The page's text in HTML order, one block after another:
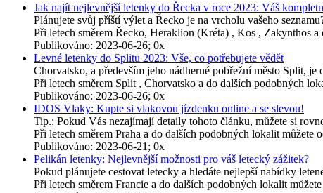
Jak najít nejlevnější letenky do Řecka v roce 2023: Váš
Plánujete svůj příští výlet a Řecko je na vrcholu vašeho
Při letech směrem Řecko, Heraklion (Kréta) , Kos , Zakynthos
Publikováno: 2023-06-26; 0x
Levné letenky do Splitu 2023: Vše, co potřebujete vědět
Chorvatsko, a především jeho nádherné pobřežní město Split,
Při letech směrem Split , Chorvatsko a do dalších podobných
Publikováno: 2023-06-26; 0x
IDOS Vlaky: Kupte si vlakovou jízdenku online a se slevou!
Tip.: Pokud Vás nezajímají detaily tohoto článku, můžete si
Při letech směrem Praha a do dalších podobných lokalit
Publikováno: 2023-06-21; 0x
Pelikán letenky: Nejlevnější možnosti pro váš letecký zážitek?
Pokud plánujete cestovat letecky a hledáte nejlepší nabídky
Při letech směrem Francie a do dalších podobných lokalit